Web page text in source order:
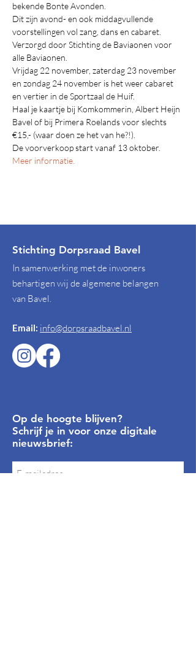
bekende Bonte Avonden.
Dit zijn avond- en ook middagvullende
voorstellingen vol zang, dans en cabaret.
Verzorgd door Stichting de Baviaonen voor
alle Baviaonen.
Vrijdag 22 november, zaterdag 23 november
en zondag 24 november is het weer cabaret
en vertier in de Sportzaal de Huif.
Haal je kaartje bij Komkommerin, Albert Heijn
Bavel of bij Primera Roelands voor slechts
€15,- (waar doen ze het van he?!).
De voorverkoop start vanaf 13 oktober.
Meer informatie.
Stichting Dorpsraad Bavel
In samenwerking met de inwoners
behartigen wij de algemene belangen
van Bavel.
Email: info@dorpsraadbavel.nl
Op de hoogte blijven?
Schrijf je in voor onze digitale
nieuwsbrief: